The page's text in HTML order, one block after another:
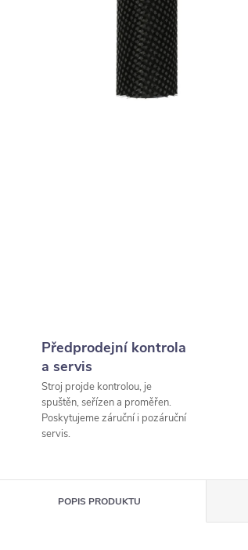
Předprodejní kontrola
a servis
Stroj projde kontrolou, je
spuštěn, seřízen a proměřen.
Poskytujeme záruční i pozáruční
servis.
POPIS PRODUKTU